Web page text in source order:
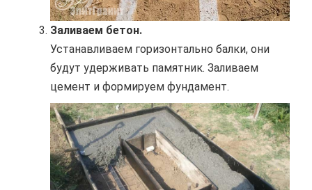
Заливаем бетон.
Устанавливаем горизонтально балки, они
будут удерживать памятник. Заливаем
цемент и формируем фундамент.